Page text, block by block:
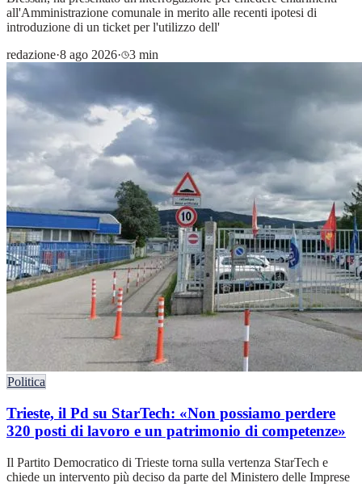
all'Amministrazione comunale in merito alle recenti ipotesi di
introduzione di un ticket per l'utilizzo dell'
redazione·8 ago 2026· 3 min
Politica
Trieste, il Pd su StarTech: «Non possiamo perdere
320 posti di lavoro e un patrimonio di competenze»
Il Partito Democratico di Trieste torna sulla vertenza StarTech e
chiede un intervento più deciso da parte del Ministero delle Imprese